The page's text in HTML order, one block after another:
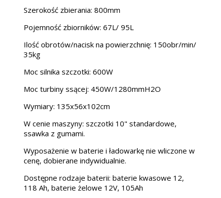
Szerokość zbierania: 800mm
Pojemność zbiorników: 67L/ 95L
Ilość obrotów/nacisk na powierzchnię: 150obr/min/
35kg
Moc silnika szczotki: 600W
Moc turbiny ssącej: 450W/1280mmH2O
Wymiary: 135x56x102cm
W cenie maszyny: szczotki 10" standardowe,
ssawka z gumami.
Wyposażenie w baterie i ładowarkę nie wliczone w
cenę, dobierane indywidualnie.
Dostępne rodzaje baterii: baterie kwasowe 12,
118 Ah, baterie żelowe 12V, 105Ah